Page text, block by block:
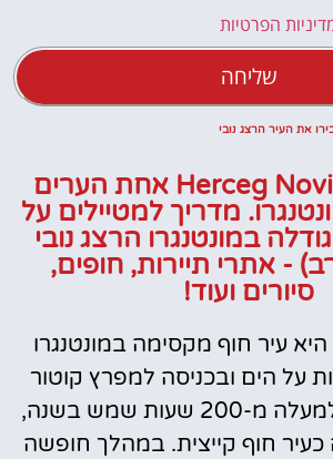
הפרטיות
שליחה
את העיר הרצג נובי
הרצג נובי - Herceg Novi אחת הערים
מדריך למטיילים על
ה-5 בגודלה במונטנגרו הרצג נובי
- אתרי תיירות, חופים,
סיורים ועוד!
Herceg Novi היא עיר חוף מקסימה במונטנגרו
על הים ובכניסה למפרץ קוטור
המפורסם. עם למעלה מ-200 שעות שמש בשנה,
כעיר חוף קייצית. במהלך חופשה